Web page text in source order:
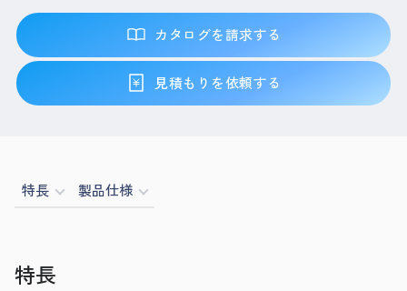
カタログを請求する
見積もりを依頼する
特長 製品仕様
特長